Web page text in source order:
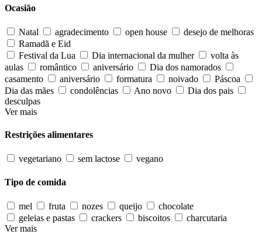
Ocasião
Natal agradecimento open house
desejo de melhoras
Ramadã e Eid
Festival da Lua
Dia internacional da mulher
volta às
aulas
romântico aniversário
Dia dos namorados
casamento
aniversário formatura noivado
Páscoa
Dia das mães
condolências Ano novo
Dia dos pais
desculpas
Ver mais
Restrições alimentares
vegetariano sem lactose vegano
Tipo de comida
mel fruta nozes queijo
chocolate
geleias e pastas
crackers biscoitos
charcutaria
Ver mais